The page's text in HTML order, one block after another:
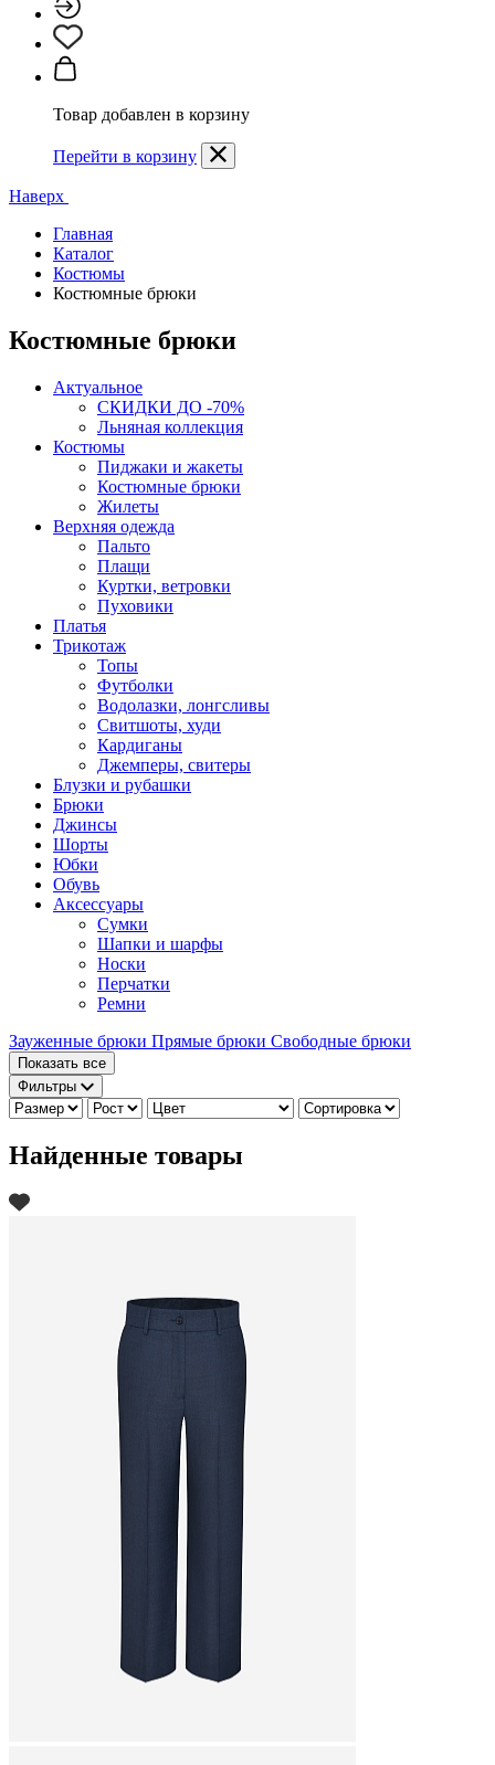
Товар добавлен в корзину
Перейти в корзину
Наверх
Главная
Каталог
Костюмы
Костюмные брюки
Костюмные брюки
Актуальное
СКИДКИ ДО -70%
Льняная коллекция
Костюмы
Пиджаки и жакеты
Костюмные брюки
Жилеты
Верхняя одежда
Пальто
Плащи
Куртки, ветровки
Пуховики
Платья
Трикотаж
Топы
Футболки
Водолазки, лонгсливы
Свитшоты, худи
Кардиганы
Джемперы, свитеры
Блузки и рубашки
Брюки
Джинсы
Шорты
Юбки
Обувь
Аксессуары
Сумки
Шапки и шарфы
Носки
Перчатки
Ремни
Зауженные брюки Прямые брюки Свободные брюки
Показать все
Фильтры
Найденные товары